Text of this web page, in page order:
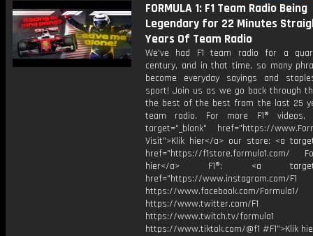
FORMULA 1: F1 Team Radio Being
Legendary for 22 Minutes
Years Of Team Radio
We've had F1 team radio for a
century, and in that time, so many
become everyday sayings and
sport! Join us as we go back through
the best of the best from the last 25
team radio. For more F1®
target="_blank" href="https://
Visit">Klik hier</a> our store: <a
href="https://f1store.formula1.com/
hier</a> F1®: <a
href="https://www.instagram.com/F1
https://www.facebook.com/Formula1/
https://www.twitter.com/F1
https://www.twitch.tv/formula1
https://www.tiktok.com/@f1 #F1">Klik